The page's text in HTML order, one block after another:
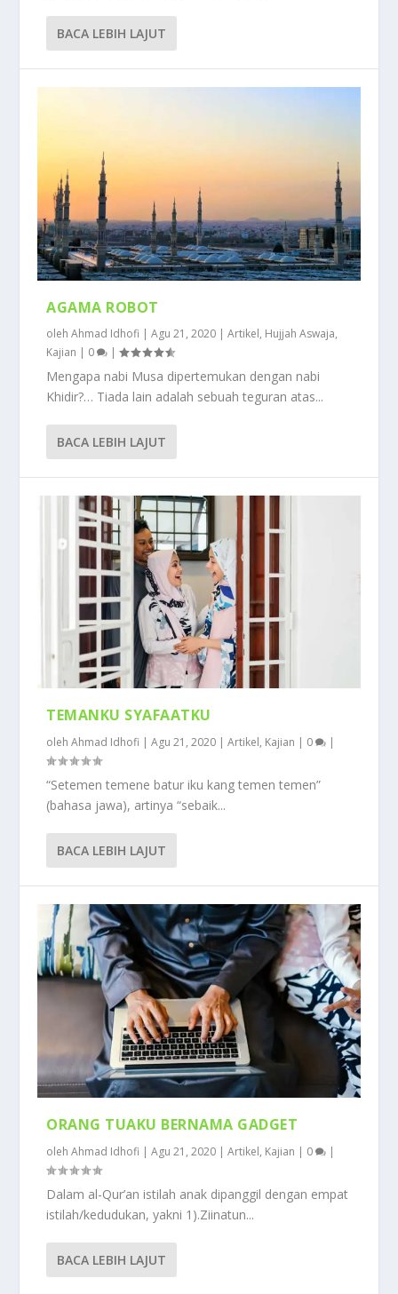
BACA LEBIH LAJUT
AGAMA ROBOT
olehAhmad Idhofi |Agu 21, 2020 |Artikel, Hujjah Aswaja,
Kajian | 0 |
Mengapa nabi Musa dipertemukan dengan nabi
Khidir?… Tiada lain adalah sebuah teguran atas...
BACA LEBIH LAJUT
TEMANKU SYAFAATKU
olehAhmad Idhofi |Agu 21, 2020 |Artikel, Kajian 0
“Setemen temene batur iku kang temen temen”
(bahasa jawa), artinya “sebaik...
BACA LEBIH LAJUT
ORANG TUAKU BERNAMA GADGET
olehAhmad Idhofi |Agu 21, 2020 |Artikel, Kajian | 0 |
Dalam al-Qur’an istilah anak dipanggil dengan empat
istilah/kedudukan, yakni 1).Ziinatun...
BACA LEBIH LAJUT